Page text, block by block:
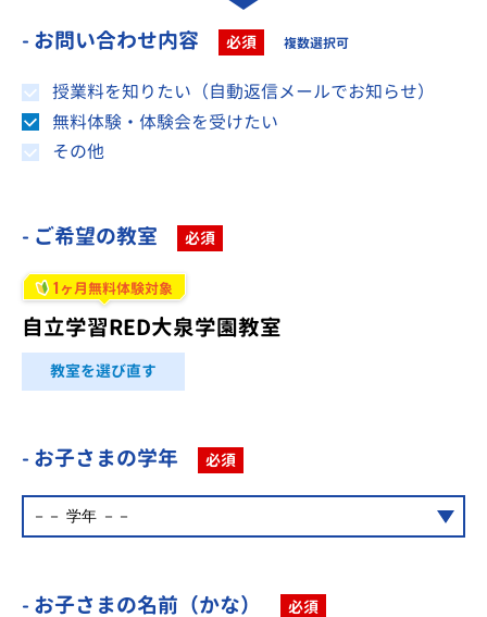
- お問い合わせ内容 必須 複数選択可
授業料を知りたい（自動返信メールでお知らせ）
無料体験・体験会を受けたい
その他
- ご希望の教室 必須
1ヶ月無料体験対象
自立学習RED大泉学園教室
教室を選び直す
- お子さまの学年 必須
- お子さまの名前（かな） 必須